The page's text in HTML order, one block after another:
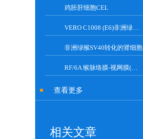
鸡胚肝细胞CEL
VERO C1008 (E6)非洲绿猴肾细胞
非洲绿猴SV40转化的肾细胞
RF/6A 猴脉络膜-视网膜(内皮)细胞系
查看更多
相关文章